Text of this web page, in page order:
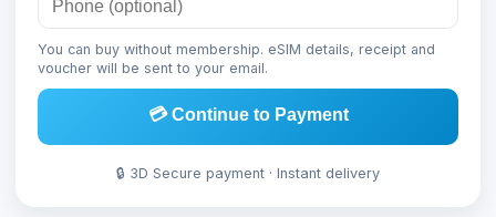
You can buy without membership. eSIM details, receipt and
voucher will be sent to your email.
💳 Continue to Payment
🔒 3D Secure payment · Instant delivery